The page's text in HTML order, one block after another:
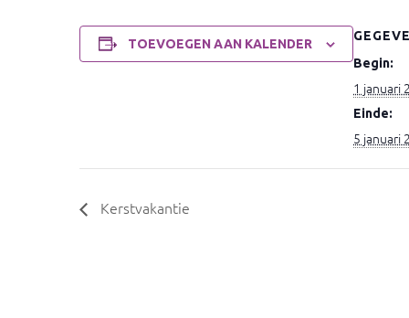
TOEVOEGEN AAN KALENDER
Begin:
1 januari
Einde:
5 januari
Kerstvakantie